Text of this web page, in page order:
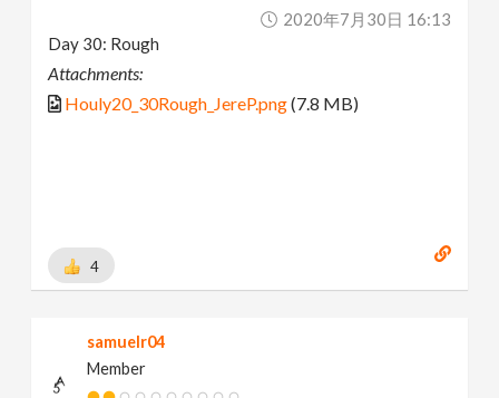
2020年7月30日 16:13
Day 30: Rough
Attachments:
Houly20_30Rough_JereP.png(7.8 MB)
4
samuelr04
Member